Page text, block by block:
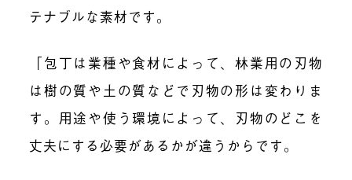
テナブルな素材です。
「包丁は業種や食材によって、林業用の刃物
は樹の質や土の質などで刃物の形は変わりま
す。用途や使う環境によって、刃物のどこを
丈夫にする必要があるかが違うからです。